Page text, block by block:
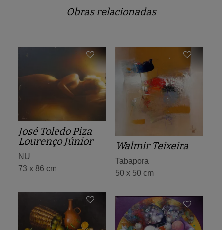
Obras relacionadas
José Toledo Piza
Lourenço Júnior
NU
73 x 86 cm
Walmir Teixeira
Tabapora
50 x 50 cm